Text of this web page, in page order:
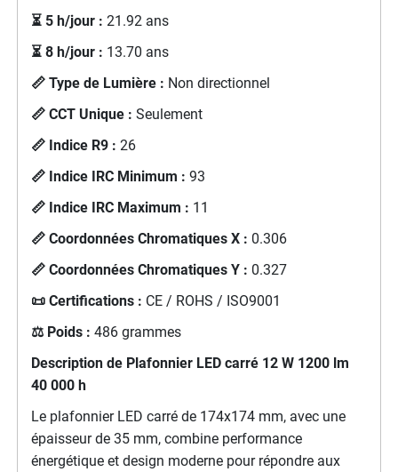
⏳ 5 h/jour : 21.92 ans
⏳ 8 h/jour : 13.70 ans
📏 Type de Lumière : Non directionnel
📏 CCT Unique : Seulement
📏 Indice R9 : 26
📏 Indice IRC Minimum : 93
📏 Indice IRC Maximum : 11
📏 Coordonnées Chromatiques X : 0.306
📏 Coordonnées Chromatiques Y : 0.327
📜 Certifications : CE / ROHS / ISO9001
⚖️ Poids : 486 grammes
Description de Plafonnier LED carré 12 W 1200 lm
40 000 h
Le plafonnier LED carré de 174x174 mm, avec une
épaisseur de 35 mm, combine performance
énergétique et design moderne pour répondre aux